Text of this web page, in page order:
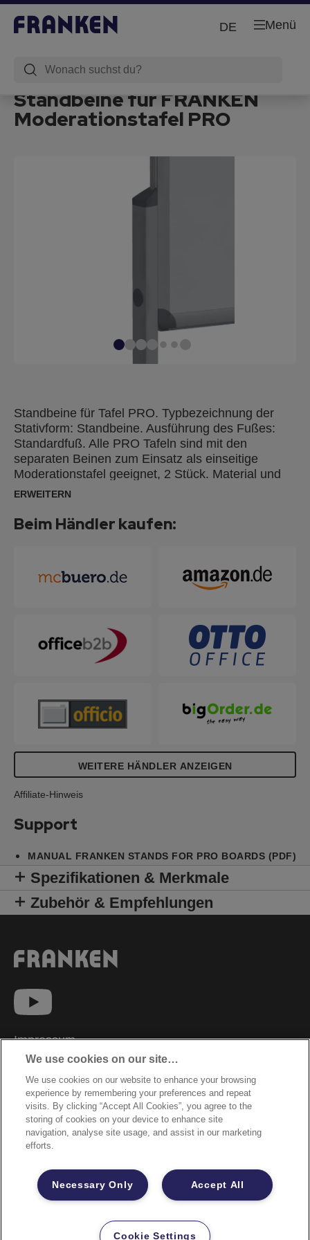
Menü
DE
Standbeine für FRANKEN
Moderationstafel PRO
Standbeine für Tafel PRO. Typbezeichnung der
Stativform: Standbeine. Ausführung des Fußes:
Standardfuß. Alle PRO Tafeln sind mit den
separaten Beinen zum Einsatz als einseitige
Moderationstafel geeignet, 2 Stück. Material und
Farbe: Aluminium, silber. Abmessung der
ERWEITERN
Beim Händler kaufen:
WEITERE HÄNDLER ANZEIGEN
Affiliate-Hinweis
Support
MANUAL FRANKEN STANDS FOR PRO BOARDS (PDF)
Spezifikationen & Merkmale
Zubehör & Empfehlungen
Impressum
Datenschutzhinweise
Datenzugriffsberechtigung
Sicherheitsdatenblätter
Cookie Richtlinie
Rechtliche Hinweise
Garantiebestimmungen
Site Map
©2026 ACCO Brands
We use cookies on our site…
We use cookies on our website to enhance your browsing
experience by remembering your preferences and repeat
visits. By clicking “Accept All Cookies”, you agree to the
storing of cookies on your device to enhance site
navigation, analyse site usage, and assist in our marketing
efforts.
Accept All
Necessary Only
Cookie Settings